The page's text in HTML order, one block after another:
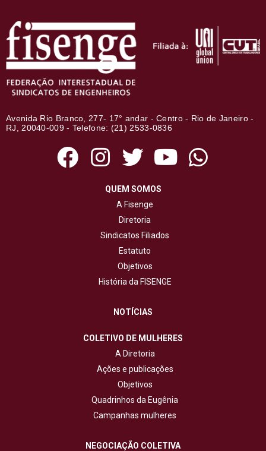
Avenida Rio Branco, 277- 17° andar - Centro - Rio de Janeiro -
RJ, 20040-009 - Telefone: (21) 2533-0836
QUEM SOMOS
A Fisenge
Diretoria
Sindicatos Filiados
Estatuto
Objetivos
História da FISENGE
NOTÍCIAS
COLETIVO DE MULHERES
A Diretoria
Ações e publicações
Objetivos
Quadrinhos da Eugênia
Campanhas mulheres
NEGOCIAÇÃO COLETIVA